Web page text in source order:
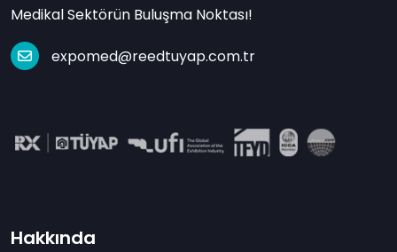
Medikal Sektörün Buluşma Noktası!
expomed@reedtuyap.com.tr
Hakkında